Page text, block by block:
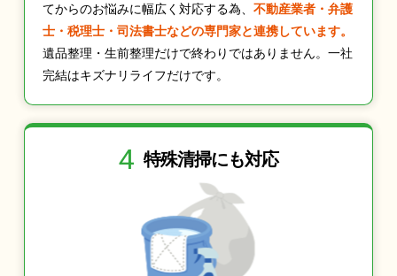
てからのお悩みに幅広く対応する為、 不動産業者・弁護
士・税理士・司法書士などの専門家と連携しています。
遺品整理・生前整理だけで終わりではありません。一社
完結はキズナリライフだけです。
4 特殊清掃にも対応